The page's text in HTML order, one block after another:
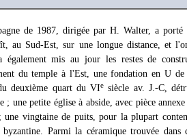
de 1987, dirigée par H. Walter, a
au Sud-Est, sur une longue distance, et
également mis au jour les restes de
du temple à l'Est, une fondation en U
deuxième quart du VIe siècle av. J.-C,
; une petite église à abside, avec pièce
une vingtaine de puits, pour la plupart
byzantine. Parmi la céramique trouvée